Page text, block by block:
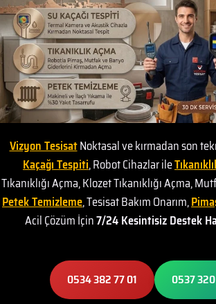
Vizyon TesisatNoktasal ve kırmadan son
Kaçağı Tespiti, Robot Cihazlar ile
Tıkanıklığı Açma, Klozet Tıkanıklığı Açma,
Petek Temizleme, Tesisat Bakım Onarım,
Acil Çözüm İçin7/24 Kesintisiz Destek
0534 382 77 01 0537